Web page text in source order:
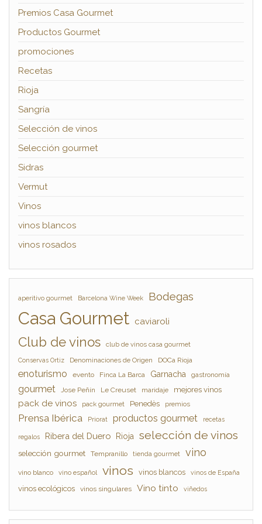
Premios Casa Gourmet
Productos Gourmet
promociones
Recetas
Rioja
Sangría
Selección de vinos
Selección gourmet
Sidras
Vermut
Vinos
vinos blancos
vinos rosados
aperitivo gourmet Barcelona Wine Week Bodegas
Casa Gourmet caviaroli
Club de vinos club de vinos casa gourmet
Conservas Ortiz Denominaciones de Origen DOCa Rioja
enoturismo evento Finca La Barca Garnacha gastronomía
gourmet Jose Peñín Le Creuset maridaje mejores vinos
pack de vinos pack gourmet Penedès premios
Prensa Ibérica Priorat productos gourmet recetas
regalos Ribera del Duero Rioja selección de vinos
selección gourmet Tempranillo tienda gourmet vino
vino blanco vino español vinos vinos blancos vinos de España
vinos ecológicos vinos singulares Vino tinto viñedos